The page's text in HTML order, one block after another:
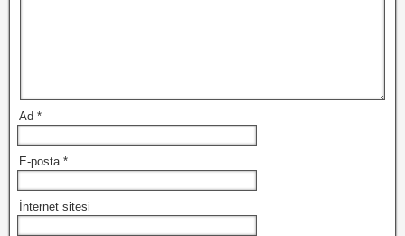
Ad *
E-posta *
İnternet sitesi